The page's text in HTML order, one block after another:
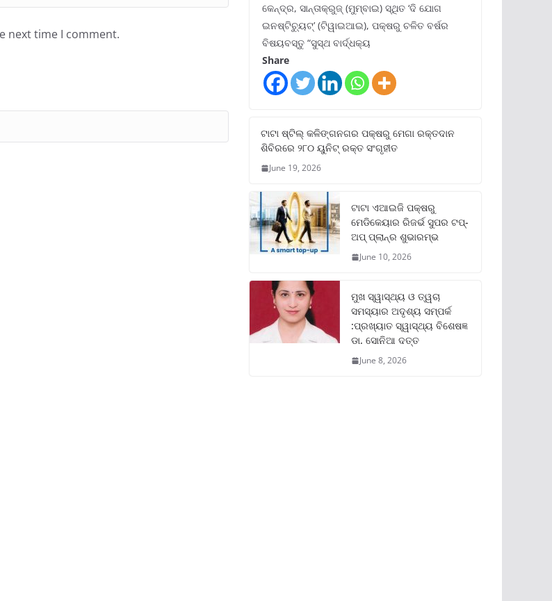
next time I comment.
କେନ୍ଦ୍ର, ସାନ୍ତାକ୍ରୁଜ୍ (ମୁମ୍ବାଇ) ସ୍ଥିତ ‘ଦି ଯୋଗ
ଇନଷ୍ଟିଚ୍ୟୁଟ୍‌’ (ଟିୱାଇଆଇ), ପକ୍ଷରୁ ଚଳିତ ବର୍ଷର
ବିଷୟବସ୍ତୁ “ସୁସ୍ଥ ବାର୍ଦ୍ଧକ୍ୟ
Share
ଟାଟା ଷ୍ଟିଲ୍‌ କଳିଙ୍ଗନଗର ପକ୍ଷରୁ ମେଗା ରକ୍ତଦାନ
ଶିବିରରେ ୨୮୦ ୟୁନିଟ୍‌ ରକ୍ତ ସଂଗୃହୀତ
June 19, 2026
ଟାଟା ଏଆଇଜି ପକ୍ଷରୁ
ମେଡିକେୟାର ରିଜର୍ଭ ସୁପର ଟପ୍‌-
ଅପ୍ ପ୍ଲାନ୍‌ର ଶୁଭାରମ୍ଭ
June 10, 2026
ମୁଖ ସ୍ୱାସ୍ଥ୍ୟ ଓ ତ୍ୱଚା
ସମସ୍ୟାର ଅଦୃଶ୍ୟ ସମ୍ପର୍କ
:ପ୍ରଖ୍ୟାତ ସ୍ୱାସ୍ଥ୍ୟ ବିଶେଷଜ୍ଞ
ଡା. ସୋନିଆ ଦତ୍ତ
June 8, 2026